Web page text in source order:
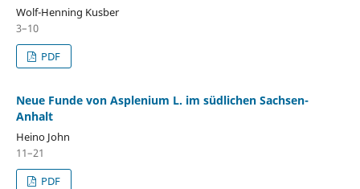
Wolf-Henning Kusber
3–10
PDF
Neue Funde von Asplenium L. im südlichen Sachsen-
Anhalt
Heino John
11–21
PDF